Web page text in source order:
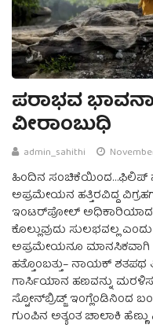
ಪರಾಭವ
ವೀರಾಂಬುಧಿ
admin_sahithi
ಹಿಂದಿನ ಸಂಚಿಕೆಯಿಂದ…ಫಿಲಿಪ್‌ ನ
ಅಪ್ರಮೇಯನ ಹತ್ತಿರವಿದ್ದ
ಇಂಟರ್‌ಪೋಲ್‌ ಅಧಿಕಾರಿಯಾದ
ಕೊಲ್ಲುವುದು ಸುಲಭವಲ್ಲ
ಅಪ್ರಮೇಯನೂ ಮಾನಸಿಕವಾಗಿ
ಹತ್ತೊಂಬತ್ತು– ನಾಯಕ್‌ ಶತಪಥ
ಗಾರ್ಸಿಯಾನ ಹಣವನ್ನು
ಸ್ಟೋನ್‌ಬ್ರಿಡ್ಜ್‌ ಇಂಗ್ಲೆಂಡಿನಿಂದ
ಗುಂಪಿನ ಅತ್ಯಂತ ಚಾಲಾಕಿ